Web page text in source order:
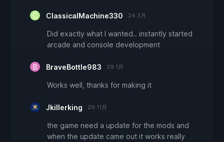
ClassicalMachine330 24 3月
Did exactly what I wanted.. instantly started
arcade and console development
BraveBottle983 29 1月
Works well, thanks for making it
Jkillerking 29 11月
the game need a update for the mods and
when the update came out it works really